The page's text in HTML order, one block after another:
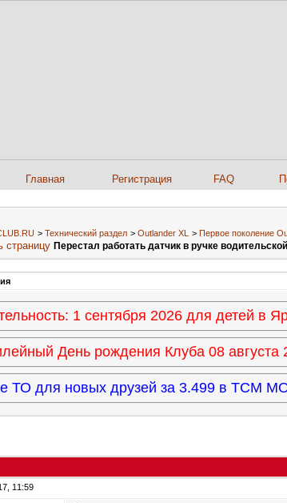
Главная Регистрация FAQ
> Технический раздел > Outlander XL > Первое поколение
Перестал работать датчик в ручке
1 сентября 2026 для детей
День рождения Клуба 08 августа
ТО для новых друзей за 3.499 в ТСМ
11:59